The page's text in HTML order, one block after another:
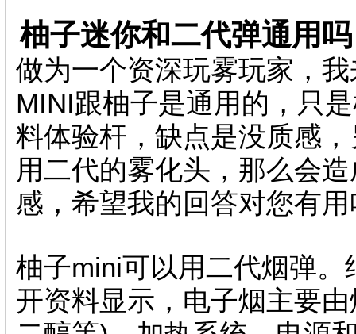
柚子迷你和二代弹通用吗
做为一个资深玩雾玩家，
MINI跟柚子是通用的，只
料体验杆，缺点是没质感
用二代的雾化头，那么会
感，希望我的回答对您有
柚子mini可以用二代烟弹
开资料显示，电子烟主要